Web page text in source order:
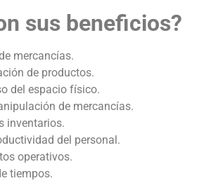
sus beneficios?
mercancías.
de productos.
del espacio físico.
de mercancías.
inventarios.
del personal.
operativos.
tiempos.